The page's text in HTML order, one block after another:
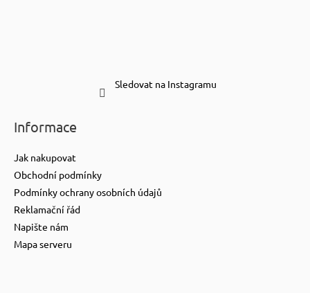
Sledovat na Instagramu
Informace
Jak nakupovat
Obchodní podmínky
Podmínky ochrany osobních údajů
Reklamační řád
Napište nám
Mapa serveru